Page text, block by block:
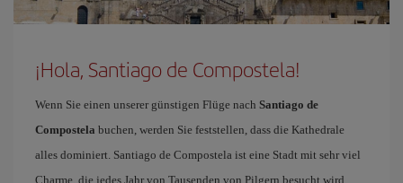
¡Hola, Santiago de Compostela!
Wenn Sie einen unserer günstigen Flüge nach Santiago de
Compostela buchen, werden Sie feststellen, dass die Kathedrale
alles dominiert. Santiago de Compostela ist eine Stadt mit sehr viel
Charme, die jedes Jahr von Tausenden von Pilgern besucht wird,